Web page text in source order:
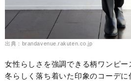
出典：brandavenue.rakuten.co.jp
女性らしさを強調できる柄ワンピー
冬らしく落ち着いた印象のコーデに